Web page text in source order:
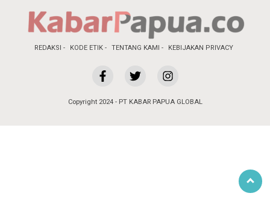
REDAKSI KODE ETIK TENTANG KAMI KEBIJAKAN PRIVACY
Copyright 2024 - PT KABAR PAPUA GLOBAL